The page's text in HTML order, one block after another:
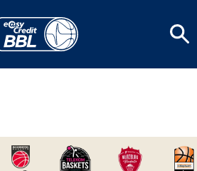
EIN SIEG ZUM
BEENDET ERSTE QUALI-